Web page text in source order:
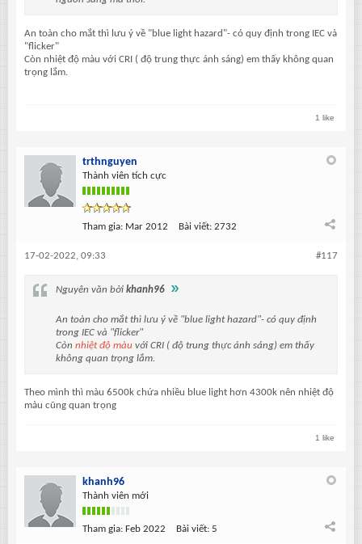
An toàn cho mắt thì lưu ý về "blue light hazard"- có quy định trong IEC và
"flicker"
Còn nhiệt độ màu với CRI ( độ trung thực ánh sáng) em thấy không quan
trọng lắm.
1 like
trthnguyen
Thành viên tích cực
Tham gia: Mar 2012 Bài viết: 2732
#117
17-02-2022, 09:33
Nguyên văn bởi khanh96
An toàn cho mắt thì lưu ý về "blue light hazard"- có quy định
trong IEC và "flicker"
Còn nhiệt độ màu với CRI ( độ trung thực ánh sáng) em thấy
không quan trọng lắm.
Theo mình thì màu 6500k chứa nhiều blue light hơn 4300k nên nhiệt độ
màu cũng quan trọng
1 like
khanh96
Thành viên mới
Tham gia: Feb 2022 Bài viết: 5